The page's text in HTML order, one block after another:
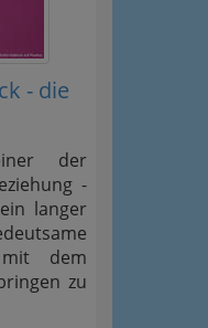
- die
der
-
langer
dem
zu